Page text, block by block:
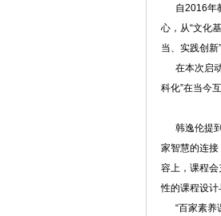
自2016年教
心，从“文化
当、实践创新
在本次启动
科化”在当今
韩逸伦提到
家智慧的连
容上，课程
性的课程设计
“百家素养